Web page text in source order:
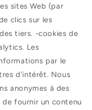
sites Web (par
clics sur les
tiers. -cookies de
Les
par le
d'intérêt. Nous
anonymes à des
fournir un contenu